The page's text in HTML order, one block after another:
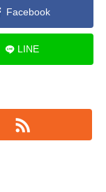
Facebook
LINE